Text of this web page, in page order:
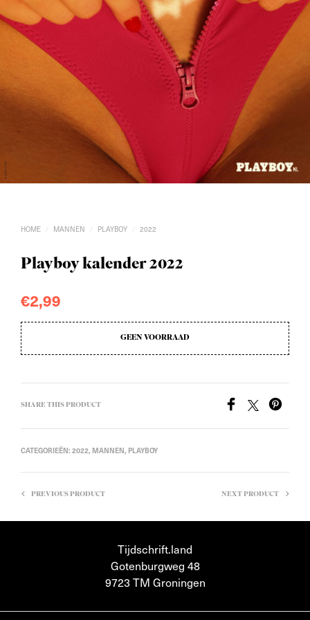
HOME / MANNEN / PLAYBOY / 2022
Playboy kalender 2022
€2,99
GEEN VOORRAAD
SHARE THIS PRODUCT
CATEGORIEËN: 2022, MANNEN, PLAYBOY
PREVIOUS PRODUCT NEXT PRODUCT
Tijdschrift.land
Gotenburgweg 48
9723 TM Groningen